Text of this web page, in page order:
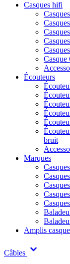
Casques hifi
Casque
Écouteurs
bruit
Marques
Amplis
Câbles